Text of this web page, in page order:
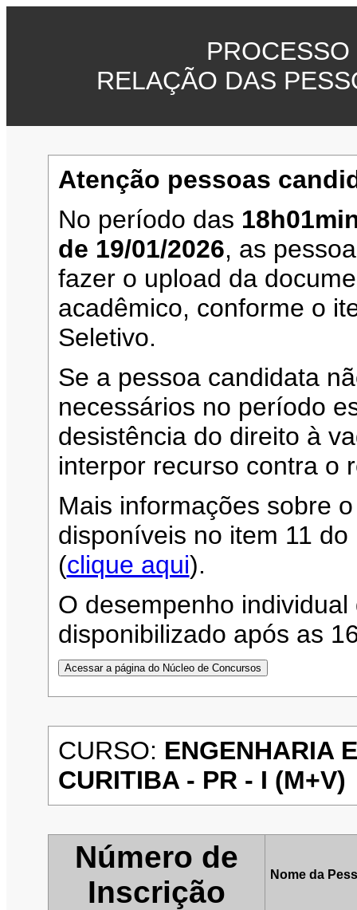
RELAÇÃO DAS
Atenção pessoas
No período das
de 19/01/2026, as
fazer o upload da
acadêmico, conforme o
Seletivo.
Se a pessoa candidata
necessários no período
desistência do direito à
interpor recurso contra o
Mais informações sobre
disponíveis no item 11
(clique aqui).
O desempenho
disponibilizado após as
CURSO: ENGENHARIA
CURITIBA - PR - I (M+V)
Número de
Inscrição
Nome da